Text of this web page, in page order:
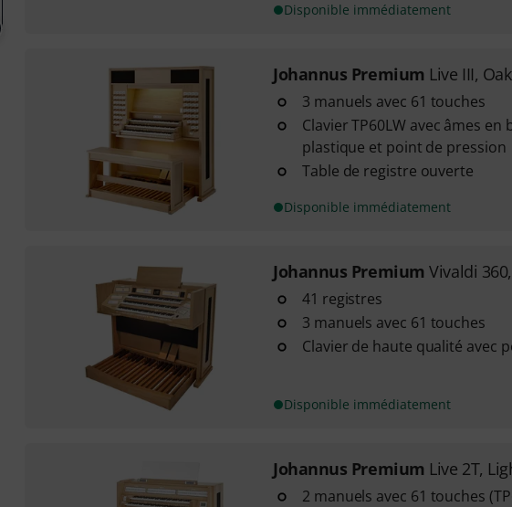
Disponible immédiatement
Johannus Premium Live III,
3 manuels avec 61 touches
Clavier TP60LW avec âmes
plastique et point de pression
Table de registre ouverte
Disponible immédiatement
Johannus Premium Vivaldi
41 registres
3 manuels avec 61 touches
Clavier de haute qualité avec
Disponible immédiatement
Johannus Premium Live 2T,
2 manuels avec 61 touches